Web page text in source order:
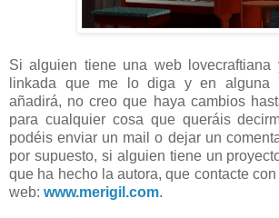
Si alguien tiene una web lovecraftiana
linkada que me lo diga y en alguna
añadirá, no creo que haya cambios
para cualquier cosa que queráis
podéis enviar un mail o dejar un
por supuesto, si alguien tiene un
que ha hecho la autora, que contacte
web: www.merigil.com.